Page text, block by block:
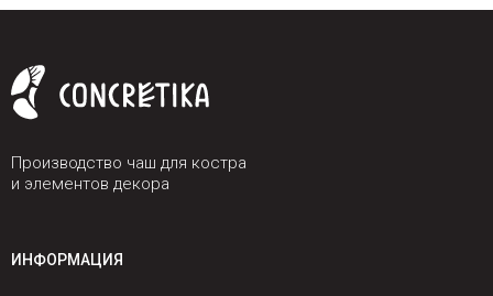
Производство чаш для костра
и элементов декора
ИНФОРМАЦИЯ